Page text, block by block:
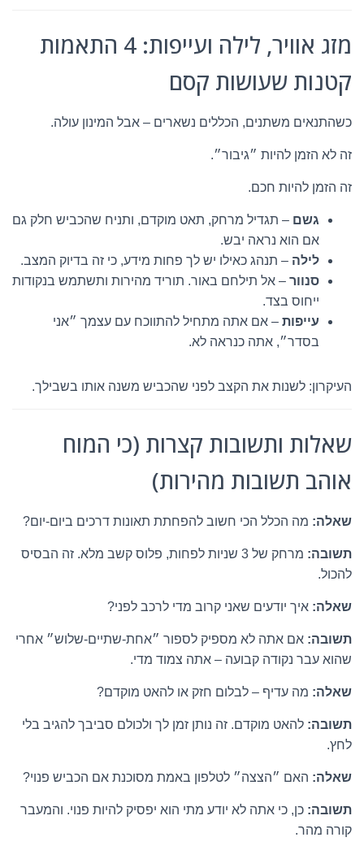
מזג אוויר, לילה ועייפות: 4 התאמות
קטנות שעושות קסם
כשהתנאים משתנים, הכללים נשארים – אבל המינון עולה.
זה לא הזמן להיות ״גיבור״.
זה הזמן להיות חכם.
גשם – תגדיל מרחק, תאט מוקדם, ותניח שהכביש חלק גם
אם הוא נראה יבש.
לילה – תנהג כאילו יש לך פחות מידע, כי זה בדיוק המצב.
סנוור – אל תילחם באור. תוריד מהירות ותשתמש בנקודות
ייחוס בצד.
עייפות – אם אתה מתחיל להתווכח עם עצמך ״אני
בסדר״, אתה כנראה לא.
העיקרון: לשנות את הקצב לפני שהכביש משנה אותו בשבילך.
שאלות ותשובות קצרות (כי המוח
אוהב תשובות מהירות)
שאלה: מה הכלל הכי חשוב להפחתת תאונות דרכים ביום-יום?
תשובה:
מרחק של 3 שניות לפחות, פלוס קשב מלא. זה הבסיס
להכול.
שאלה: איך יודעים שאני קרוב מדי לרכב לפני?
תשובה: אם אתה לא מספיק לספור ״אחת-שתיים-שלוש״ אחרי
שהוא עבר נקודה קבועה – אתה צמוד מדי.
שאלה: מה עדיף – לבלום חזק או להאט מוקדם?
תשובה: להאט מוקדם. זה נותן זמן לך ולכולם סביבך להגיב בלי
לחץ.
שאלה: האם ״הצצה״ לטלפון באמת מסוכנת אם הכביש פנוי?
תשובה: כן, כי אתה לא יודע מתי הוא יפסיק להיות פנוי. והמעבר
קורה מהר.